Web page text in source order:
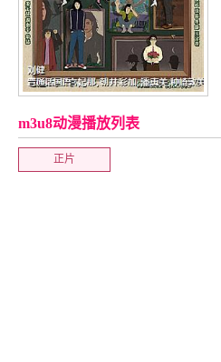
m3u8动漫播放列表
正片